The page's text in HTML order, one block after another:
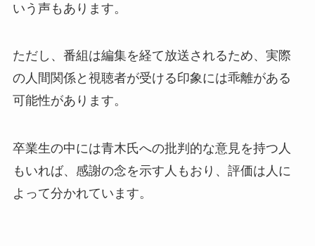
いう声もあります。
ただし、番組は編集を経て放送されるため、実際
の人間関係と視聴者が受ける印象には乖離がある
可能性があります。
卒業生の中には青木氏への批判的な意見を持つ人
もいれば、感謝の念を示す人もおり、評価は人に
よって分かれています。